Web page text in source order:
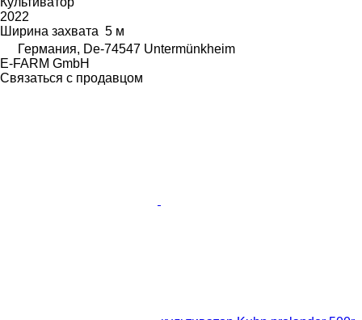
2022
Ширина захвата 5 м
Германия, De-74547 Untermünkheim
E-FARM GmbH
Связаться с продавцом